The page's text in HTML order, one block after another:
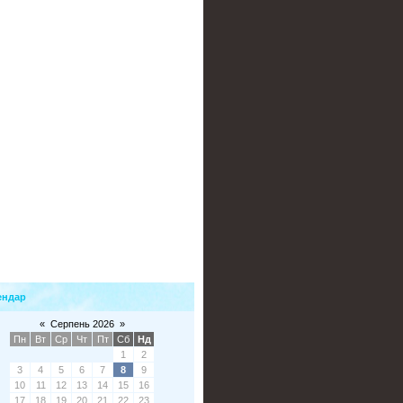
« Серпень 2026 »
Пн
Вт Ср Чт Пт Сб
Нд
1
2
3
4 5 6 7 8
9
10
11 12 13 14 15
16
17
18 19 20 21 22 23